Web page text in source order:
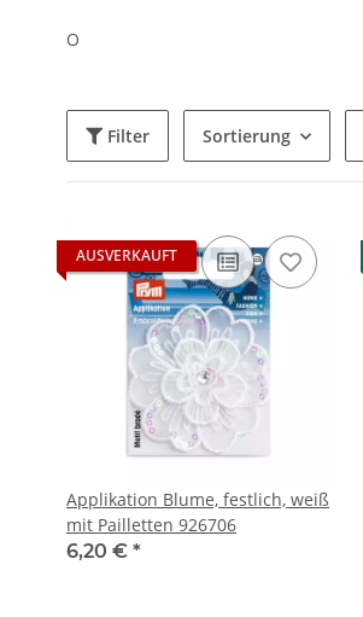
O
Filter Sortierung
AUSVERKAUFT
Applikation Blume, festlich, weiß
mit Pailletten 926706
6,20 € *